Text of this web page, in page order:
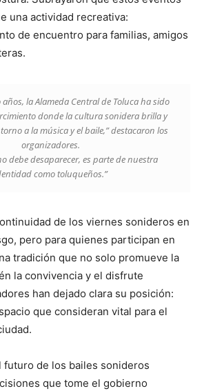
una actividad recreativa:
de encuentro para familias, amigos
años, la Alameda Central de Toluca ha sido
donde la cultura sonidera brilla y
a la música y el baile,” destacaron los
organizadores.
debe desaparecer, es parte de nuestra
como toluqueños.”
de los viernes sonideros en
pero para quienes participan en
tradición que no solo promueve la
la convivencia y el disfrute
han dejado clara su posición:
que consideran vital para el
futuro de los bailes sonideros
que tome el gobierno